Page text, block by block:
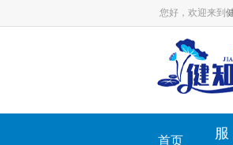
您好，欢迎来到
首页
服